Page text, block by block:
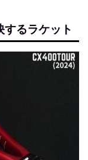
するラケット